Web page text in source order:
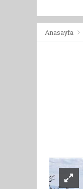
Anasayfa